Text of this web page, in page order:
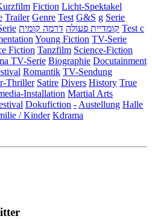
Fiction Licht-Spektakel
Trailer Genre Test G&S g Serie
קומדיית פעולה דרמה קומית
Test c
Young Fiction TV-Serie
Fiction Tanzfilm Science-Fiction
TV-Serie Biographie Docutainment
Romantik TV-Sendung
Thriller Satire Divers History True
Installation Martial Arts
Dokufiction - Austellung Halle
/ Kinder Kdrama